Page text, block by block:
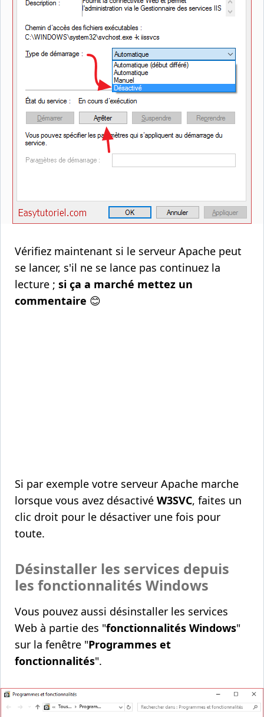
Vérifiez maintenant si le serveur Apache peut
se lancer, s'il ne se lance pas continuez la
lecture ; si ça a marché mettez un
commentaire 😊
Si par exemple votre serveur Apache marche
lorsque vous avez désactivé W3SVC, faites un
clic droit pour le désactiver une fois pour
toute.
Désinstaller les services depuis
les fonctionnalités Windows
Vous pouvez aussi désinstaller les services
Web à partie des "fonctionnalités Windows"
sur la fenêtre "Programmes et
fonctionnalités".